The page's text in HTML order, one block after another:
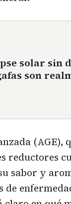
solar sin
son
(AGE),
reductores
sabor y
de